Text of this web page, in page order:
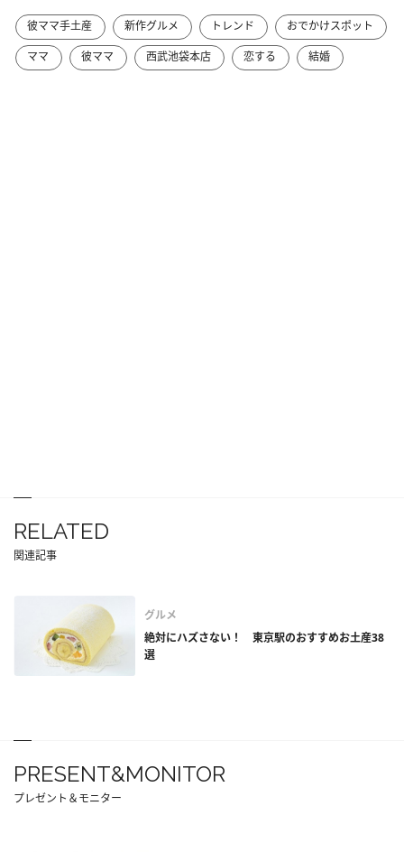
彼ママ手土産 新作グルメ トレンド
おでかけスポット
ママ
彼ママ 西武池袋本店 恋する 結婚
RELATED
関連記事
グルメ
絶対にハズさない！ 東京駅のおすすめお土産38
選
PRESENT&MONITOR
プレゼント＆モニター